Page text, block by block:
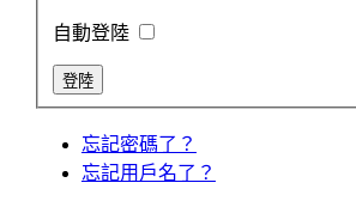
自動登陸
忘記密碼了？
忘記用戶名了？